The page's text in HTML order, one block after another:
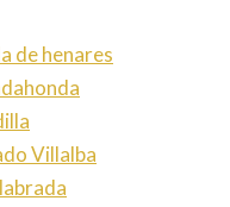
de henares
Villalba